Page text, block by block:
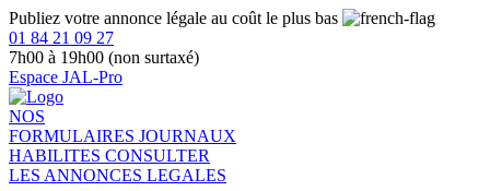
Publiez votre annonce légale au coût le plus bas
01 84 21 09 27
7h00 à 19h00 (non surtaxé)
Espace JAL-Pro
NOS
FORMULAIRES JOURNAUX
HABILITES CONSULTER
LES ANNONCES LEGALES